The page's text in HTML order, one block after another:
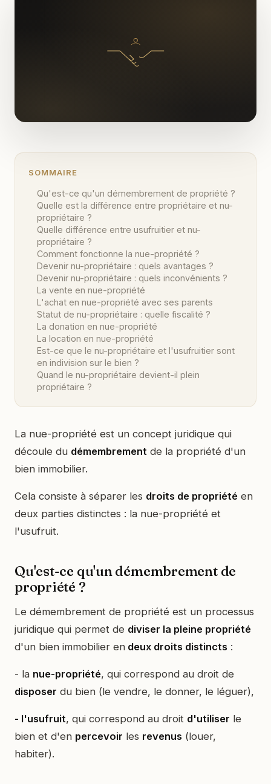
SOMMAIRE
Qu'est-ce qu'un démembrement de propriété ?
Quelle est la différence entre propriétaire et nu-
propriétaire ?
Quelle différence entre usufruitier et nu-
propriétaire ?
Comment fonctionne la nue-propriété ?
Devenir nu-propriétaire : quels avantages ?
Devenir nu-propriétaire : quels inconvénients ?
La vente en nue-propriété
L'achat en nue-propriété avec ses parents
Statut de nu-propriétaire : quelle fiscalité ?
La donation en nue-propriété
La location en nue-propriété
Est-ce que le nu-propriétaire et l'usufruitier sont
en indivision sur le bien ?
Quand le nu-propriétaire devient-il plein
propriétaire ?
La nue-propriété est un concept juridique qui
découle du démembrement de la propriété d'un
bien immobilier.
Cela consiste à séparer les droits de propriété en
deux parties distinctes : la nue-propriété et
l'usufruit.
Qu'est-ce qu'un démembrement de
propriété ?
Le démembrement de propriété est un processus
juridique qui permet de diviser la pleine propriété
d'un bien immobilier en deux droits distincts :
- la nue-propriété, qui correspond au droit de
disposer du bien (le vendre, le donner, le léguer),
- l'usufruit, qui correspond au droit d'utiliser le
bien et d'en percevoir les revenus (louer,
habiter).